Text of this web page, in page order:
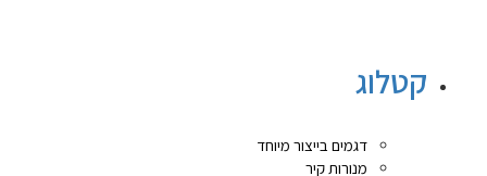
קטלוג
דגמים בייצור מיוחד
מנורות קיר